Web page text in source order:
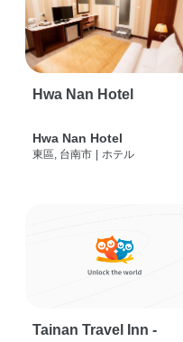
Hwa Nan Hotel
Hwa Nan Hotel
東區, 台南市 | ホテル
Tainan Travel Inn -